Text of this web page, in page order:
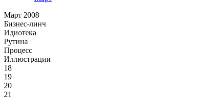
Март 2008
Бизнес-линч
Идиотека
Рутина
Процесс
Иллюстрации
18
19
20
21